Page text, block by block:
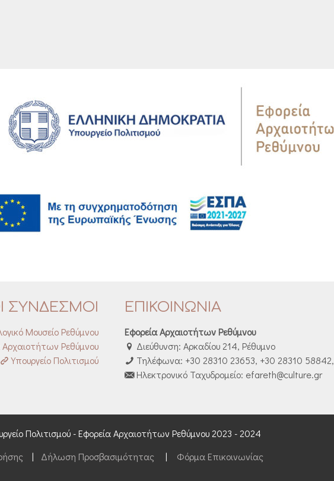
ΣΥΝΔΕΣΜΟΙ
Μουσείο Ρεθύμνου
Αρχαιοτήτων Ρεθύμνου
Υπουργείο Πολιτισμού
ΕΠΙΚΟΙΝΩΝΙΑ
Εφορεία Αρχαιοτήτων Ρεθύμνου
Διεύθυνση: Αρκαδίου 214, Ρέθυμνο
Τηλέφωνα: +30 28310 23653, +30 28310
Ηλεκτρονικό Ταχυδρομείο: efareth@culture.gr
Πολιτισμού - Εφορεία Αρχαιοτήτων Ρεθύμνου 2023 - 2024
| Δήλωση Προσβασιμότητας| Φόρμα Επικοινωνίας